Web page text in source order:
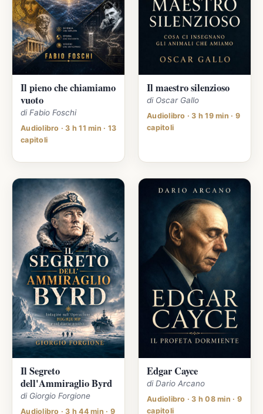
Il pieno che chiamiamo
vuoto
di Fabio Foschi
Audiolibro · 3 h 11 min · 13
capitoli
Il maestro silenzioso
di Oscar Gallo
Audiolibro · 3 h 19 min · 9
capitoli
Il Segreto
dell'Ammiraglio Byrd
di Giorgio Forgione
Audiolibro · 3 h 44 min · 9
Edgar Cayce
di Dario Arcano
Audiolibro · 3 h 08 min · 9
capitoli